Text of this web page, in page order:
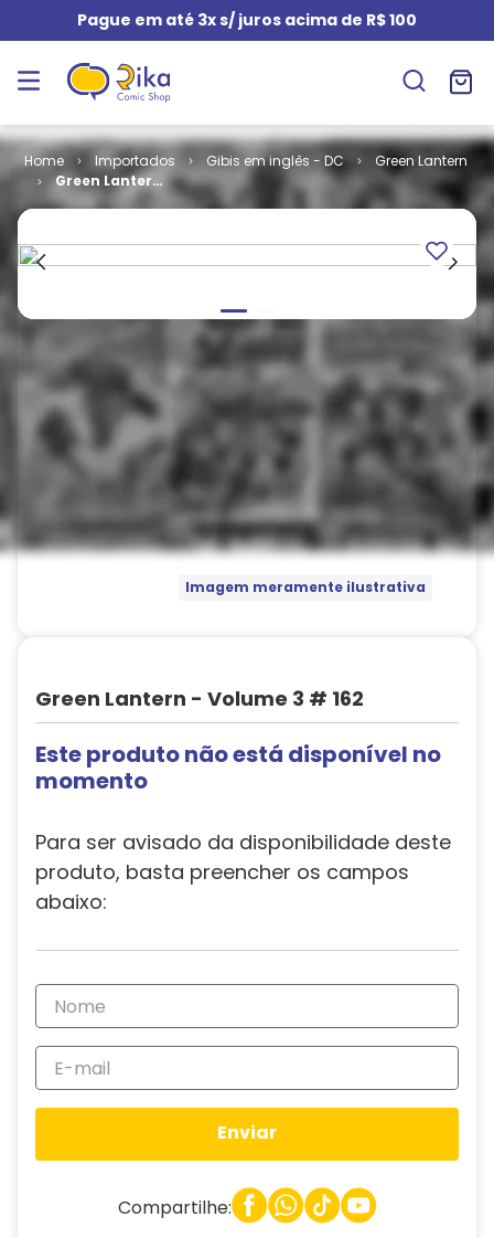
Pague em até 3x s/ juros acima de R$ 100
Importados Gibis em inglês - DC
Green Lantern
Green Lantern
- Volume 3 #
Imagem meramente ilustrativa
Green Lantern - Volume 3 # 162
Este produto não está disponível no
momento
Para ser avisado da disponibilidade deste
produto, basta preencher os campos
abaixo:
Enviar
Compartilhe: